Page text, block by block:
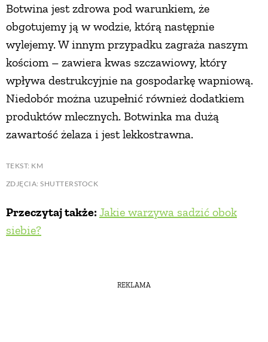
Botwina jest zdrowa pod warunkiem, że
obgotujemy ją w wodzie, którą następnie
wylejemy. W innym przypadku zagraża naszym
kościom – zawiera kwas szczawiowy, który
wpływa destrukcyjnie na gospodarkę wapniową.
Niedobór można uzupełnić również dodatkiem
produktów mlecznych. Botwinka ma dużą
zawartość żelaza i jest lekkostrawna.
TEKST: KM
ZDJĘCIA: SHUTTERSTOCK
Przeczytaj także: Jakie warzywa sadzić obok
siebie?
REKLAMA